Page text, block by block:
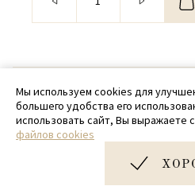
© 2020 - 2026
+ 7 (918)
Дизайн и разработка
Мы используем cookies для
большего удобства его
использовать сайт, Вы выражаете
файлов cookies